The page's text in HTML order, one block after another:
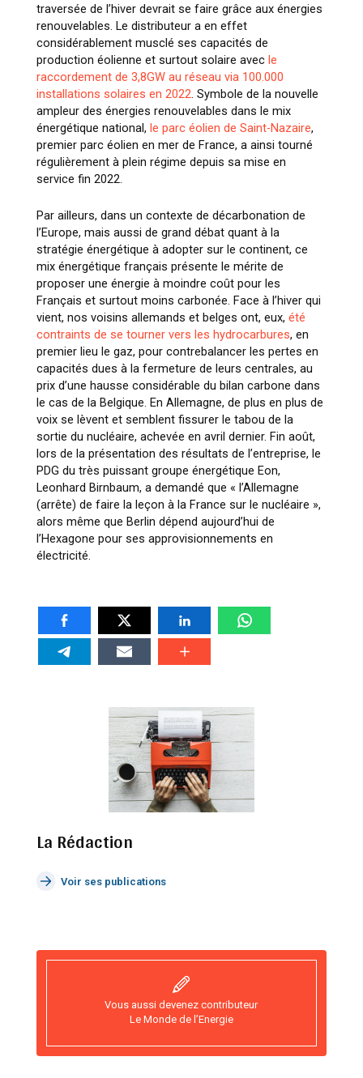
traversée de l’hiver devrait se faire grâce aux énergies
renouvelables. Le distributeur a en effet
considérablement musclé ses capacités de
production éolienne et surtout solaire avec le
raccordement de 3,8GW au réseau via 100.000
installations solaires en 2022. Symbole de la nouvelle
ampleur des énergies renouvelables dans le mix
énergétique national, le parc éolien de Saint-Nazaire,
premier parc éolien en mer de France, a ainsi tourné
régulièrement à plein régime depuis sa mise en
service fin 2022.
Par ailleurs, dans un contexte de décarbonation de
l’Europe, mais aussi de grand débat quant à la
stratégie énergétique à adopter sur le continent, ce
mix énergétique français présente le mérite de
proposer une énergie à moindre coût pour les
Français et surtout moins carbonée. Face à l’hiver qui
vient, nos voisins allemands et belges ont, eux, été
contraints de se tourner vers les hydrocarbures, en
premier lieu le gaz, pour contrebalancer les pertes en
capacités dues à la fermeture de leurs centrales, au
prix d’une hausse considérable du bilan carbone dans
le cas de la Belgique. En Allemagne, de plus en plus de
voix se lèvent et semblent fissurer le tabou de la
sortie du nucléaire, achevée en avril dernier. Fin août,
lors de la présentation des résultats de l’entreprise, le
PDG du très puissant groupe énergétique Eon,
Leonhard Birnbaum, a demandé que « l’Allemagne
(arrête) de faire la leçon à la France sur le nucléaire »,
alors même que Berlin dépend aujourd’hui de
l’Hexagone pour ses approvisionnements en
électricité.
La Rédaction
Voir ses publications
Vous aussi devenez contributeur
Le Monde de l’Energie